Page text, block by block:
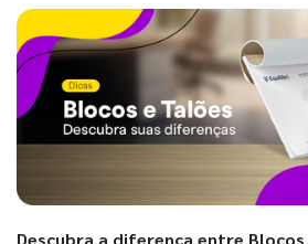
Descubra a diferença entre Blocos